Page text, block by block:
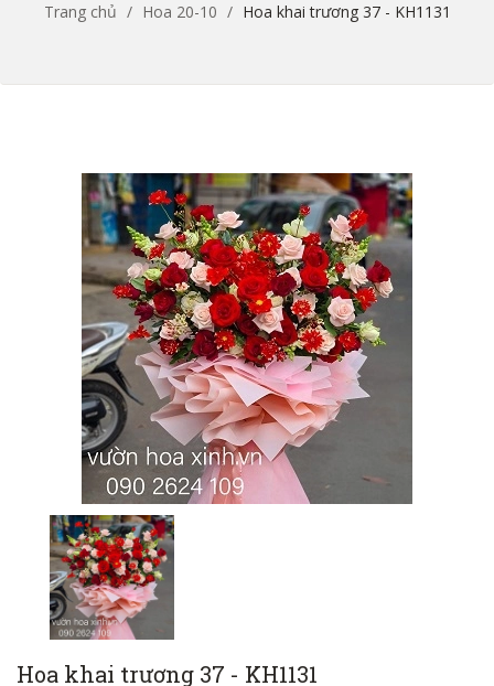
Trang chủ / Hoa 20-10 / Hoa khai trương 37 - KH1131
Hoa khai trương 37 - KH1131